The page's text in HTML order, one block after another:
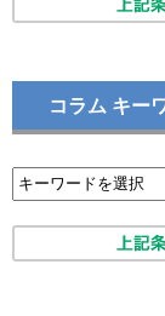
コラム キー